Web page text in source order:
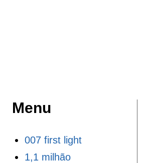
Menu
007 first light
1,1 milhão